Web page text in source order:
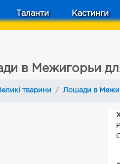
Таланти Кастинги
в Межигорьи
тварини Лошади в